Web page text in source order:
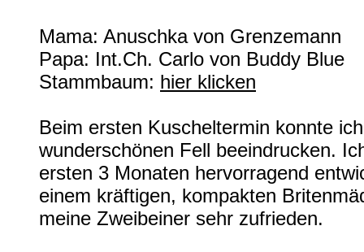
Mama: Anuschka von Grenzemann
Papa: Int.Ch. Carlo von Buddy Blue
Stammbaum: hier klicken
Beim ersten Kuscheltermin konnte
wunderschönen Fell beeindrucken.
ersten 3 Monaten hervorragend
einem kräftigen, kompakten
meine Zweibeiner sehr zufrieden.